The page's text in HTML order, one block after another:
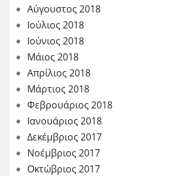
Αύγουστος 2018
Ιούλιος 2018
Ιούνιος 2018
Μάιος 2018
Απρίλιος 2018
Μάρτιος 2018
Φεβρουάριος 2018
Ιανουάριος 2018
Δεκέμβριος 2017
Νοέμβριος 2017
Οκτώβριος 2017